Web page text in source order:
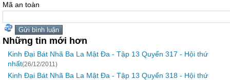
Mã an toàn
Những tin mới hơn
Kinh Đại Bát Nhã Ba La Mật Đa - Tập 13 Quyển 317 - Hội thứ
nhất(26/12/2011)
Kinh Đại Bát Nhã Ba La Mật Đa - Tập 13 Quyển 318 - Hội thứ